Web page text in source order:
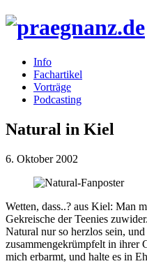
Info
Fachartikel
Vorträge
Podcasting
Natural in Kiel
6. Oktober 2002
Wetten, dass..? aus Kiel: Man
Gekreische der Teenies
Natural nur so herzlos sein,
zusammengekrümpfelt in ihrer
mich erbarmt, und halte es in